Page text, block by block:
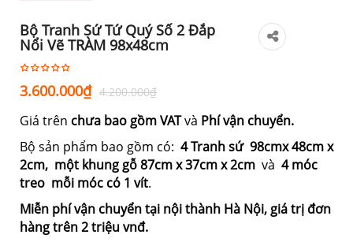
Bộ Tranh Sứ Tứ Quý Số 2 Đắp
Nổi Vẽ TRÀM 98x48cm
4.200.000₫Giá
là:
4.200.000₫.
3.600.000₫
Giá
tại
là:
3.600.000₫.
Giá trên chưa bao gồm VATvà Phí vận chuyển.
Bộ sản phẩm bao gồm có: 4 Tranh sứ 98cmx 48cm x
2cm, một khung gỗ 87cm x 37cm x 2cm và 4 móc
treo mỗi móc có 1 vít.
Miễn phí vận chuyển tại nội thành Hà Nội, giá trị đơn
hàng trên 2 triệu vnđ.